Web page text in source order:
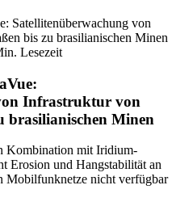
Lesezeit
Infrastruktur von
brasilianischen Minen
Kombination mit Iridium-
Erosion und Hangstabilität an
Mobilfunknetze nicht verfügbar